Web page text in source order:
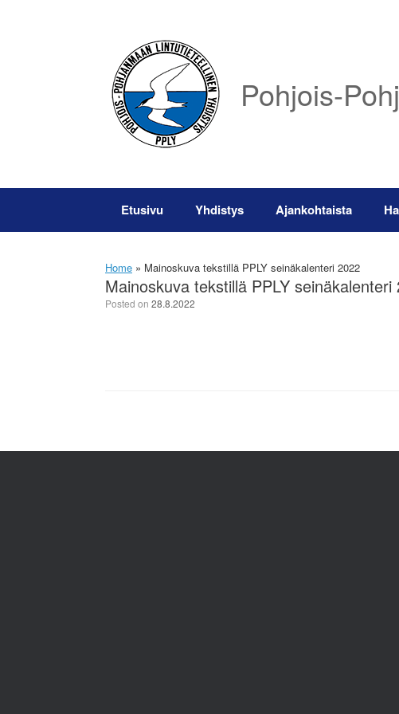
Pohjois-
Etusivu Yhdistys Ajankohtaista
Home » Mainoskuva tekstillä PPLY seinäkalenteri 2022
Mainoskuva tekstillä PPLY seinäkalenteri
Posted on 28.8.2022